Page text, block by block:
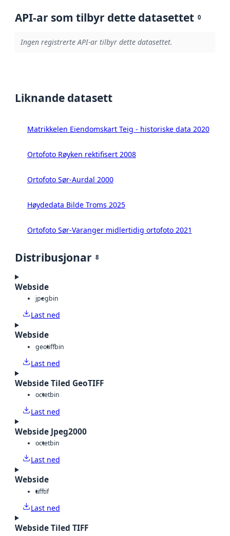
API-ar som tilbyr dette datasettet 0
Ingen registrerte API-ar tilbyr dette datasettet.
Liknande datasett
Matrikkelen Eiendomskart Teig - historiske data 2020
Ortofoto Røyken rektifisert 2008
Ortofoto Sør-Aurdal 2000
Høydedata Bilde Troms 2025
Ortofoto Sør-Varanger midlertidig ortofoto 2021
Distribusjonar 8
Webside
jpegbin
Last ned
Webside
geotiffbin
Last ned
Webside Tiled GeoTIFF
octetbin
Last ned
Webside Jpeg2000
octetbin
Last ned
Webside
tifftif
Last ned
Webside Tiled TIFF